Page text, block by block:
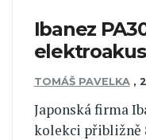
Ibanez
TOMÁŠ PAVELKA ,
Japonská firma
kolekci přibližně